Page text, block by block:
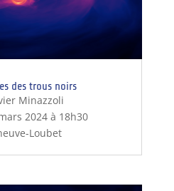
des trous noirs
Minazzoli
2024 à 18h30
Loubet